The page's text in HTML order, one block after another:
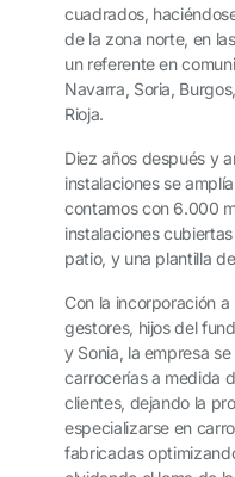
cuadrados,
de la zona norte, en
un referente en
Navarra, Soria,
Rioja.
Diez años después y
instalaciones se
contamos con 6.000
instalaciones
patio, y una plantilla
Con la incorporación
gestores, hijos del
y Sonia, la empresa
carrocerías a medida
clientes, dejando la
especializarse en
fabricadas